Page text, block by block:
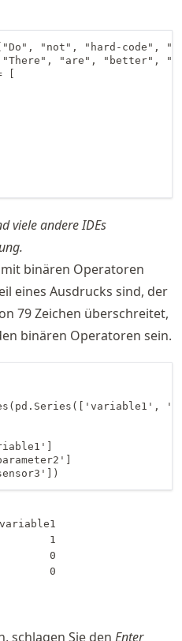
["Do", "not", "hard-code",
"are", "better",
[
viele andere IDEs
binären Operatoren
eines Ausdrucks sind, der
79 Zeichen überschreitet,
binären Operatoren sein.
1
0
schlagen Sie den Enter